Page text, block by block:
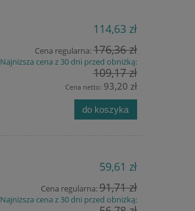
114,63 zł
Cena regularna:176,36 zł
Najniższa cena z 30 dni przed obniżką:
109,17 zł
Cena netto: 93,20 zł
do koszyka
59,61 zł
Cena regularna:91,71 zł
Najniższa cena z 30 dni przed obniżką: